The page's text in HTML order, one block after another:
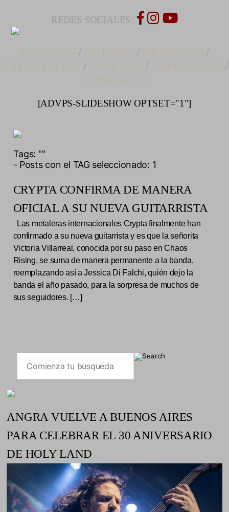
REDES SOCIALES:
/ /
/
/ /
/
[ADVPS-SLIDESHOW OPTSET="1"]
Tags: ""
- Posts con el TAG seleccionado: 1
CRYPTA CONFIRMA DE MANERA
OFICIAL A SU NUEVA GUITARRISTA
Las metaleras internacionales Crypta finalmente han
confirmado a su nueva guitarrista y es que la señorita
Victoria Villarreal, conocida por su paso en Chaos
Rising, se suma de manera permanente a la banda,
reemplazando así a Jessica Di Falchi, quién dejo la
banda el año pasado, para la sorpresa de muchos de
sus seguidores. […]
ANGRA VUELVE A BUENOS AIRES
PARA CELEBRAR EL 30 ANIVERSARIO
DE HOLY LAND